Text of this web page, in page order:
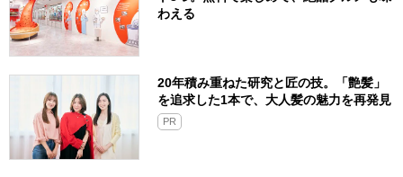
わえる
20年積み重ねた研究と匠の技。「艶髪」
を追求した1本で、大人髪の魅力を再発見
PR